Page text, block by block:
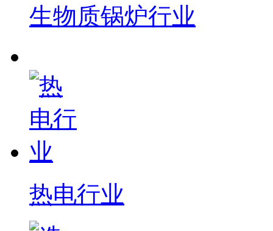
生物质锅炉行业
热电行业